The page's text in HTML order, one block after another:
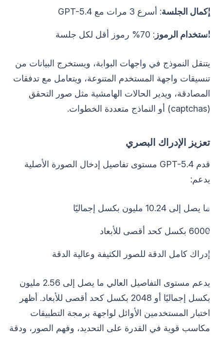
إكمال الجلسة: أسرع 3 مرات مع GPT-5.4
استخدام الرموز : 70% رموز أقل لكل جلسة
يتنقل النموذج في واجهات البوابة، ويستخرج البيانات من
تنسيقات واجهة المستخدم المتنوعة، ويتعامل مع تدفقات
المصادقة، ويدير الحالات الهامشية مثل صور التحقق
(captchas) أو النماذج متعددة الخطوات.
تعزيز الإدراك البصري
قدم GPT-5.4 مستوى تفاصيل إدخال الصورة الأصلية
يدعم:
ما يصل إلى 10.24 مليون بكسل إجماليًا
6000 بكسل كحد أقصى للأبعاد
إدراك كامل الدقة للصور الكثيفة وعالية الدقة
يدعم مستوى التفاصيل العالي ما يصل إلى 2.56 مليون
بكسل إجماليًا أو 2048 بكسل كحد أقصى للأبعاد. أظهر
اختبار المستخدمين الأوائل لواجهة برمجة التطبيقات
مكاسب قوية في القدرة على التحديد، وفهم الصور، ودقة